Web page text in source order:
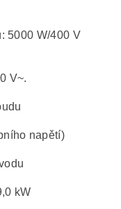
5000 W/400 V
V~.
napětí)
kW